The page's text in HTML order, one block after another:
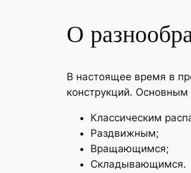
О
В настоящее время в
конструкций.
Классическим
Раздвижным;
Вращающимся;
Складывающимся.